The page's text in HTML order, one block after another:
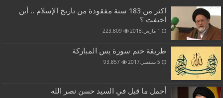
اكثر من 183 سنة مفقودة من تاريخ الإسلام .. أين
اختفت ؟
1 مارس,2018 223,809
طريقة ختم سورة يس المباركة
5 سبتمبر,2017 93,857
أجمل ما قيل في السيد حسن نصر الله